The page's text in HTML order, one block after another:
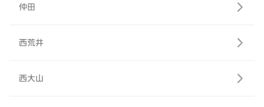
仲田
西荒井
西大山